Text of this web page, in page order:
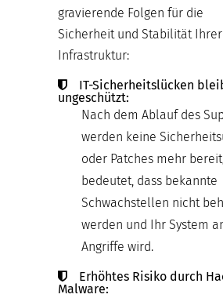
gravierende Folgen für die
Sicherheit und Stabilität
Infrastruktur:
IT-Sicherheitslücken
ungeschützt:
Nach dem Ablauf des
werden keine
oder Patches mehr
bedeutet, dass bekannte
Schwachstellen nicht
werden und Ihr System
Angriffe wird.
Erhöhtes Risiko durch
Malware: